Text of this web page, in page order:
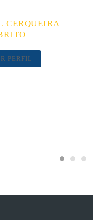
CERQUEIRA
PERFIL